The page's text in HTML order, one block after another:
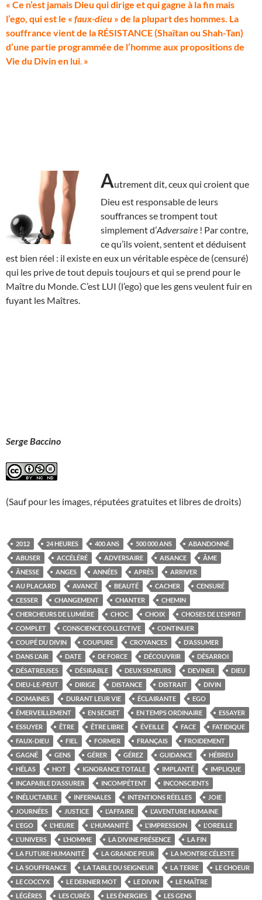
« Ce n’est jamais Dieu qui dirige et qui gagne à la fin mais
l’ego, qui est le « faux-dieu » de la plupart des hommes. La
souffrance vient de la RÉSISTANCE (Shaïtan ou Shah-Tan)
d’une partie programmée de l’homme aux propositions de
Vie du Divin en lui »
Autrement dit, ceux qui croient que
Dieu est responsable de leurs
souffrances se trompent tout
simplement d’Adversaire ! Par contre,
ce qu’ils voient, sentent et déduisent
est bien réel : il existe en eux un véritable espèce de (censuré)
qui les prive de tout depuis toujours et qui se prend pour le
Maître du Monde. C’est LUI (l’ego) que les gens veulent fuir en
fuyant les Maîtres.
Serge Baccino
(Sauf pour les images, réputées gratuites et libres de droits)
2012 24 HEURES 400 ANS 500 000 ANS
ABANDONNÉ
ABUSER
ACCÉLÉRÉ ADVERSAIRE AISANCE
ÂME
ÂNESSE
ANGES ANNÉES APRÈS
ARRIVER
AU PLACARD
AVANCÉ BEAUTÉ CACHER
CENSURÉ
CESSER
CHANGEMENT CHANTER
CHEMIN
CHERCHEURS DE LUMIÈRE
CHOC CHOIX
CHOSES DE L'ESPRIT
COMPLET
CONSCIENCE COLLECTIVE
CONTINUER
COUPÉ DU DIVIN
COUPURE CROYANCES
D’ASSUMER
DANS L'AIR
DATE DE FORCE DÉCOUVRIR
DÉSARROI
DÉSATREUSES
DÉSIRABLE DEUX SEMEURS DEVINER
DIEU
DIEU-LE-PEUT
DIRIGE DISTANCE DISTRAIT
DIVIN
DOMAINES
DURANT LEUR VIE ÉCLAIRANTE
EGO
ÉMERVEILLEMENT
EN SECRET EN TEMPS ORDINAIRE
ESSAYER
ESSUYER
ÊTRE ÊTRE LIBRE ÉVEILLE FACE
FATIDIQUE
FAUX-DIEU
FIEL FORMER FRANÇAIS
FROIDEMENT
GAGNÉ
GENS GÉRER GÉREZ GUIDANCE
HÉBREU
HÉLAS
HOT IGNORANCE TOTALE IMPLANTÉ
IMPLIQUE
INCAPABLE D’ASSURER
INCOMPÉTENT
INCONSCIENTS
INÉLUCTABLE
INFERNALES INTENTIONS RÉELLES
JOIE
JOURNÉES
JUSTICE L'AFFAIRE
L'AVENTURE HUMAINE
L'EGO
L'HEURE L'HUMANITÉ L'IMPRESSION
L'OREILLE
L'UNIVERS
L’HOMME LA DIVINE PRÉSENCE
LA FIN
LA FUTURE HUMANITÉ
LA GRANDE PEUR
LA MONTRE CÉLESTE
LA SOUFFRANCE
LA TABLE DU SEIGNEUR LA TERRE
LE CHOEUR
LE COCCYX
LE DERNIER MOT LE DIVIN
LE MAÎTRE
LÉGÈRES
LES CURÉS LES ÉNERGIES LES GENS